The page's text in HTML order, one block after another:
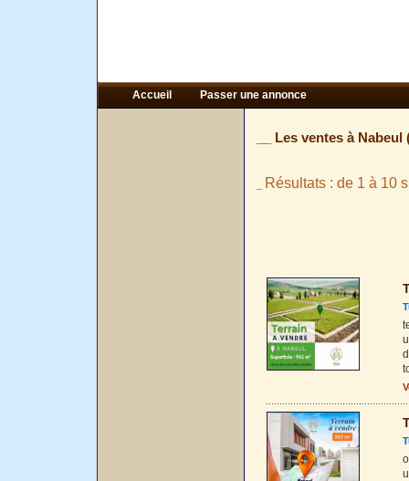
Accueil Passer une annonce
__ Les ventes à Nabeul
Résultats : de 1 à 10